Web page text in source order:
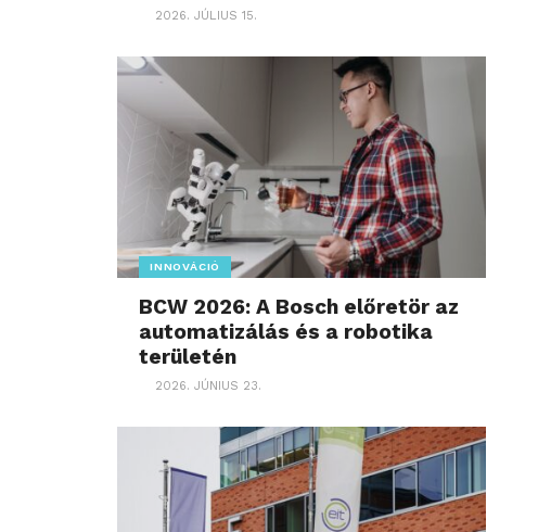
2026. JÚLIUS 15.
INNOVÁCIÓ
BCW 2026: A Bosch előretör az
automatizálás és a robotika
területén
2026. JÚNIUS 23.